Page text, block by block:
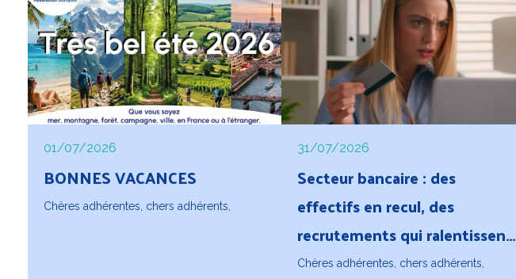
01/07/2026
BONNES VACANCES
Chères adhérentes, chers adhérents,
31/07/2026
Secteur bancaire : des
effectifs en recul, des
recrutements qui ralentissent,
une parité qui questionne...
Chères adhérentes, chers adhérents,